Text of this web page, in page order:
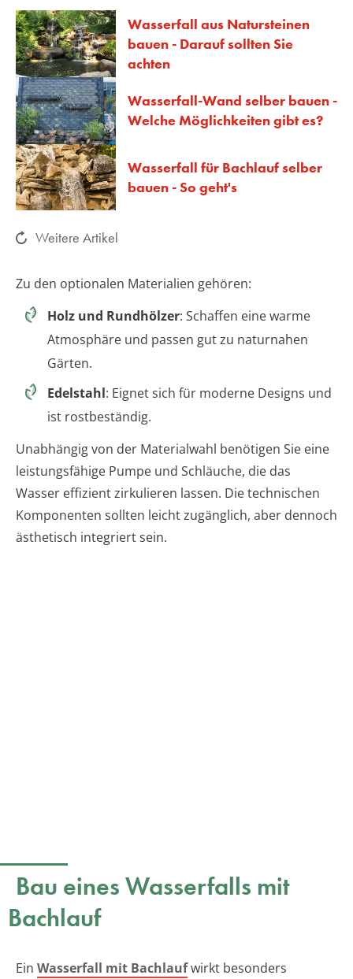
Wasserfall aus Natursteinen
bauen - Darauf sollten Sie
achten
Wasserfall-Wand selber bauen -
Welche Möglichkeiten gibt es?
Wasserfall für Bachlauf selber
bauen - So geht's
Weitere Artikel
Zu den optionalen Materialien gehören:
Holz und Rundhölzer: Schaffen eine warme
Atmosphäre und passen gut zu naturnahen
Gärten.
Edelstahl: Eignet sich für moderne Designs und
ist rostbeständig.
Unabhängig von der Materialwahl benötigen Sie eine
leistungsfähige Pumpe und Schläuche, die das
Wasser effizient zirkulieren lassen. Die technischen
Komponenten sollten leicht zugänglich, aber dennoch
ästhetisch integriert sein.
Bau eines Wasserfalls mit
Bachlauf
Ein Wasserfall mit Bachlaufwirkt besonders